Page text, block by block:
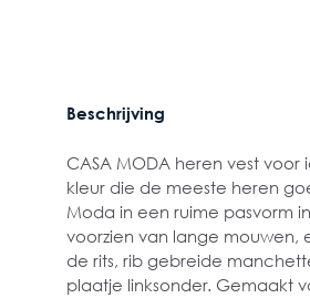
Beschrijving
CASA MODA heren vest
kleur die de meeste heren
Moda in een ruime pasvorm
voorzien van lange
de rits, rib gebreide
plaatje linksonder. Gemaakt